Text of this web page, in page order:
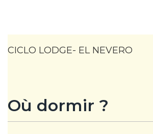
CICLO LODGE- EL NEVERO
Où dormir ?